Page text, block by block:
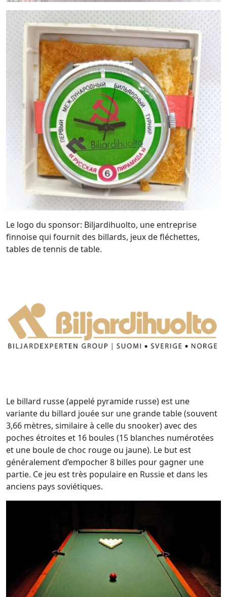
Le logo du sponsor: Biljardihuolto, une entreprise
finnoise qui fournit des billards, jeux de fléchettes,
tables de tennis de table.
Le billard russe (appelé pyramide russe) est une
variante du billard jouée sur une grande table (souvent
3,66 mètres, similaire à celle du snooker) avec des
poches étroites et 16 boules (15 blanches numérotées
et une boule de choc rouge ou jaune). Le but est
généralement d’empocher 8 billes pour gagner une
partie. Ce jeu est très populaire en Russie et dans les
anciens pays soviétiques.